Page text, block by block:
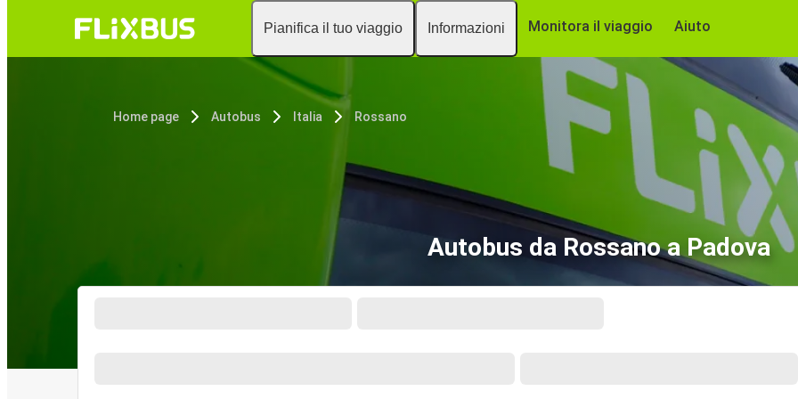
Pianifica il tuo viaggio Informazioni Monitora il viaggio Aiuto
Home page Autobus Italia Rossano
Autobus da Rossano a Padova